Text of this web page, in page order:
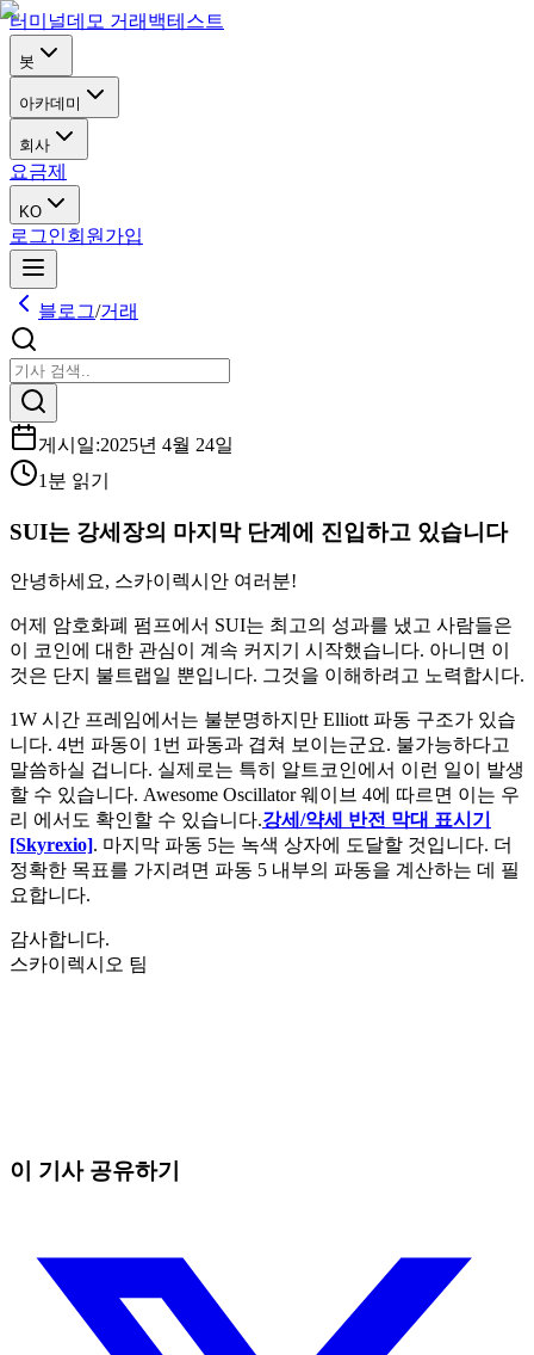
터미널데모 거래 백테스트
봇
아카데미
회사
요금제
KO
로그인회원가입
블로그/거래
게시일:2025년 4월 24일
1분 읽기
SUI는 강세장의 마지막 단계에 진입하고 있습니다
안녕하세요, 스카이렉시안 여러분!
어제 암호화폐 펌프에서 SUI는 최고의 성과를 냈고 사람들은
이 코인에 대한 관심이 계속 커지기 시작했습니다. 아니면 이
것은 단지 불트랩일 뿐입니다. 그것을 이해하려고 노력합시다.
1W 시간 프레임에서는 불분명하지만 Elliott 파동 구조가 있습
니다. 4번 파동이 1번 파동과 겹쳐 보이는군요. 불가능하다고
말씀하실 겁니다. 실제로는 특히 알트코인에서 이런 일이 발생
할 수 있습니다. Awesome Oscillator 웨이브 4에 따르면 이는 우
리 에서도 확인할 수 있습니다.강세/약세 반전 막대 표시기
[Skyrexio]. 마지막 파동 5는 녹색 상자에 도달할 것입니다. 더
정확한 목표를 가지려면 파동 5 내부의 파동을 계산하는 데 필
요합니다.
감사합니다.
스카이렉시오 팀
이 기사 공유하기